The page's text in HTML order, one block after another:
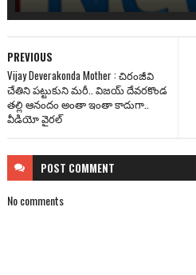
PREVIOUS
Vijay Deverakonda Mother : చిరంజీవి
చేతిని పట్టుకుని మరీ.. విజయ్ దేవరకొండ
తల్లి ఆనందం అంతా ఇంతా కాదుగా..
వీడియో వైరల్
POST COMMENT
No comments